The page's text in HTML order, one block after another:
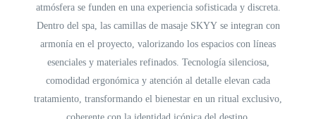
atmósferase funden en una experiencia sofisticada y discreta.
Dentro del spa, las camillas de masaje SKYYse integran con
armonía en el proyecto, valorizando los espacios con líneas
esenciales y materiales refinados. Tecnología silenciosa,
comodidad ergonómica y atención al detalle elevan cada
tratamiento, transformando el bienestar en un ritual exclusivo,